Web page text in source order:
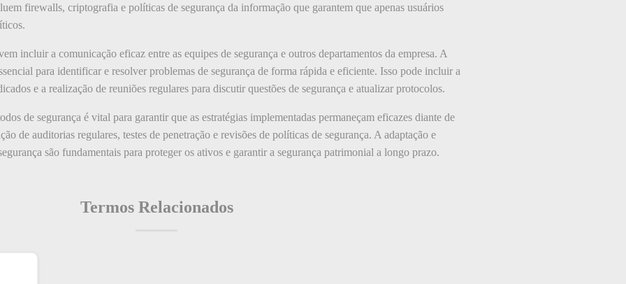
firewalls, criptografia e políticas de segurança da informação que garantem que apenas usuários
incluir a comunicação eficaz entre as equipes de segurança e outros departamentos da empresa. A
para identificar e resolver problemas de segurança de forma rápida e eficiente. Isso pode incluir a
e a realização de reuniões regulares para discutir questões de segurança e atualizar protocolos.
de segurança é vital para garantir que as estratégias implementadas permaneçam eficazes diante de
de auditorias regulares, testes de penetração e revisões de políticas de segurança. A adaptação e
são fundamentais para proteger os ativos e garantir a segurança patrimonial a longo prazo.
Termos Relacionados